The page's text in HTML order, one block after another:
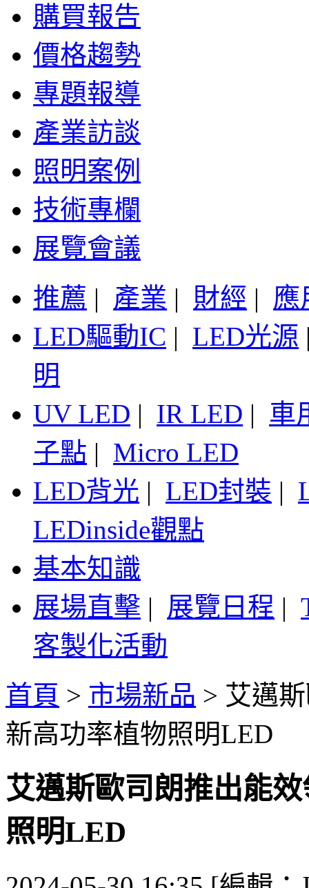
購買報告
價格趨勢
專題報導
產業訪談
照明案例
技術專欄
展覽會議
推薦 | 產業 | 財經 | 應
LED驅動IC | LED光源
明
UV LED | IR LED | 車
子點 | Micro LED
LED背光 | LED封裝 |
LEDinside觀點
基本知識
展場直擊 | 展覽日程 |
客製化活動
首頁 > 市場新品 > 艾邁
新高功率植物照明LED
艾邁斯歐司朗推出能
照明LED